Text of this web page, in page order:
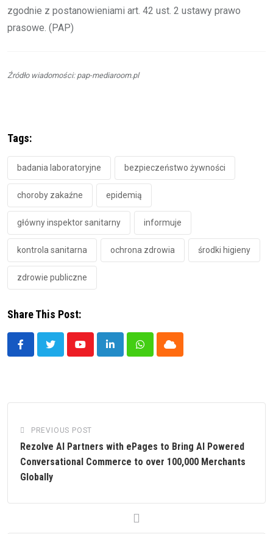
zgodnie z postanowieniami art. 42 ust. 2 ustawy prawo
prasowe. (PAP)
Źródło wiadomości: pap-mediaroom.pl
Tags:
badania laboratoryjne bezpieczeństwo żywności
choroby zakaźne epidemią
główny inspektor sanitarny informuje
kontrola sanitarna ochrona zdrowia środki higieny
zdrowie publiczne
Share This Post:
YoutubeLinkedInWhatsappCloud
PREVIOUS POST
Rezolve AI Partners with ePages to Bring AI Powered
Conversational Commerce to over 100,000 Merchants
Globally